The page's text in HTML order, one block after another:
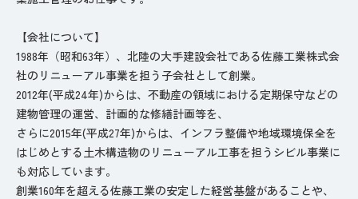
【会社について】
1988年（昭和63年）、北陸の大手建設会社である佐藤工業株式会
社のリニューアル事業を担う子会社として創業。
2012年(平成24年)からは、不動産の領域における定期保守などの
建物管理の運営、計画的な修繕計画等を、
さらに2015年(平成27年)からは、インフラ整備や地域環境保全を
はじめとする土木構造物のリニューアル工事を担うシビル事業に
も対応しています。
創業160年を超える佐藤工業の安定した経営基盤があることや、